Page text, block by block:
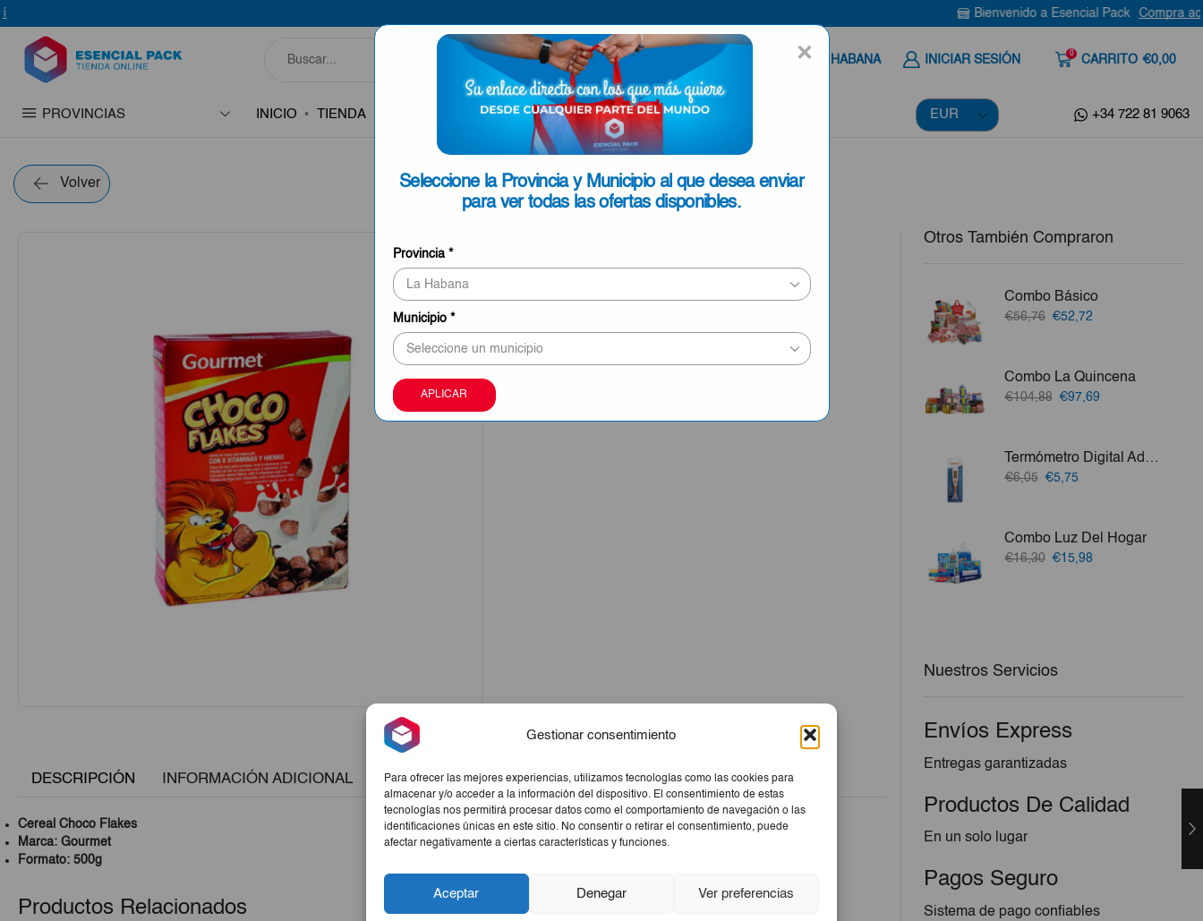
Gestionar consentimiento
Para ofrecer las mejores experiencias, utilizamos tecnologías como las cookies para
almacenar y/o acceder a la información del dispositivo. El consentimiento de estas
tecnologías nos permitirá procesar datos como el comportamiento de navegación o las
identificaciones únicas en este sitio. No consentir o retirar el consentimiento, puede
afectar negativamente a ciertas características y funciones.
Aceptar Denegar Ver preferencias
×
Seleccione la Provincia y Municipio al que desea enviar
para ver todas las ofertas disponibles.
Provincia *
Municipio *
APLICAR
Bienvenido a Esencial Pack Compra aquí
SEARCH
INPUT
ENVIAR A LA HABANA INICIAR SESIÓN 0 CARRITO €0,00
PROVINCIAS INICIO TIENDA +34 722 81 9063
Volver
€3,48
14 personas revisando este producto ahora
Este producto puede ser entregado en Ciego de Ávila,
Camagüey y Las Tunas
DESCRIPCIÓN INFORMACIÓN ADICIONAL
Cereal Choco Flakes
Marca: Gourmet
Formato: 500g
Productos Relacionados
Otros También Compraron
Combo Básico
€56,76 El
€56,76.
€52,72El
€52,72.
Combo La Quincena
€104,88 El
€104,88.
€97,69El
€97,69. Termómetro Digital Adulto Flexible Imagine
€6,05 El
€6,05.
€5,75El
€5,75.
Combo Luz Del Hogar
€16,30 El
€15,98El
Nuestros Servicios
Envíos Express
Entregas garantizadas
Productos De Calidad
En un solo lugar
Pagos Seguro
Sistema de pago confiables